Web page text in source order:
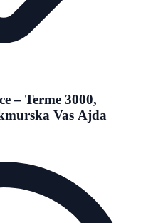
– Terme 3000,
Vas Ajda